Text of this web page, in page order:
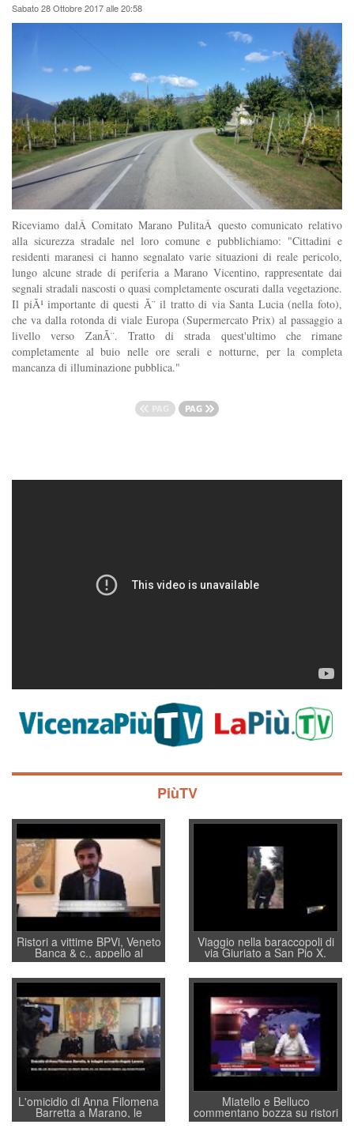
Sabato 28 Ottobre 2017 alle 20:58
Riceviamo dalÂ Comitato Marano PulitaÂ questo comunicato relativo
alla sicurezza stradale nel loro comune e pubblichiamo: "Cittadini e
residenti maranesi ci hanno segnalato varie situazioni di reale pericolo,
lungo alcune strade di periferia a Marano Vicentino, rappresentate dai
segnali stradali nascosti o quasi completamente oscurati dalla vegetazione.
Il piÃ¹ importante di questi Ã¨ il tratto di via Santa Lucia (nella foto),
che va dalla rotonda di viale Europa (Supermercato Prix) al passaggio a
livello verso ZanÃ¨. Tratto di strada quest'ultimo che rimane
completamente al buio nelle ore serali e notturne, per la completa
mancanza di illuminazione pubblica."
PiùTV
Ristori a vittime BPVi, Veneto
Banca & c., appello al
sottosegretario Alessio
Villarosa: per mettere ordine
convochi con Di Maio CNCU
a supporto della cabina di
regia al Mef
Viaggio nella baraccopoli di
via Giuriato a San Pio X.
Vicenza ai Vicentini: “faremo
un regalo di Natale ai
residenti”
L'omicidio di Anna Filomena
Barretta a Marano, le
indagini dei carabinieri di
Miatello e Belluco
commentano bozza su ristori
BPVi e Veneto Banca